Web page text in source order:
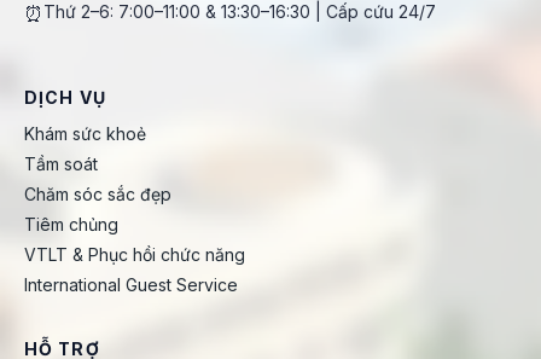
⏰ Thứ 2–6: 7:00–11:00 & 13:30–16:30 | Cấp cứu 24/7
DỊCH VỤ
Khám sức khoẻ
Tầm soát
Chăm sóc sắc đẹp
Tiêm chủng
VTLT & Phục hồi chức năng
International Guest Service
HỖ TRỢ